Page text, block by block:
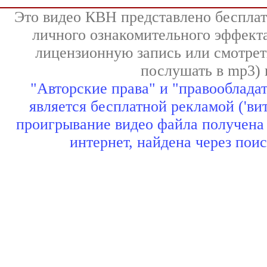
Это видео КВН представлено
личного ознакомительного
лицензионную запись или
послушать в mp3)
"Авторские права" и
является бесплатной рекламой
проигрывание видео файла
интернет, найдена через